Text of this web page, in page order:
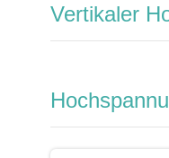
Vertikaler